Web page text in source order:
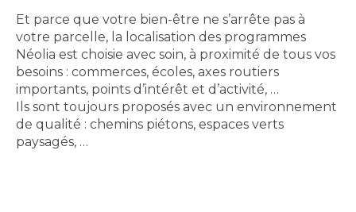
Et parce que votre bien-être ne s’arrête pas à
votre parcelle, la localisation des programmes
Néolia est choisie avec soin, à proximité de tous vos
besoins : commerces, écoles, axes routiers
importants, points d’intérêt et d’activité, …
Ils sont toujours proposés avec un environnement
de qualité : chemins piétons, espaces verts
paysagés, …